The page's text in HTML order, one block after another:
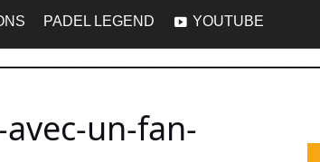
PADEL LEGEND YOUTUBE
un-fan-